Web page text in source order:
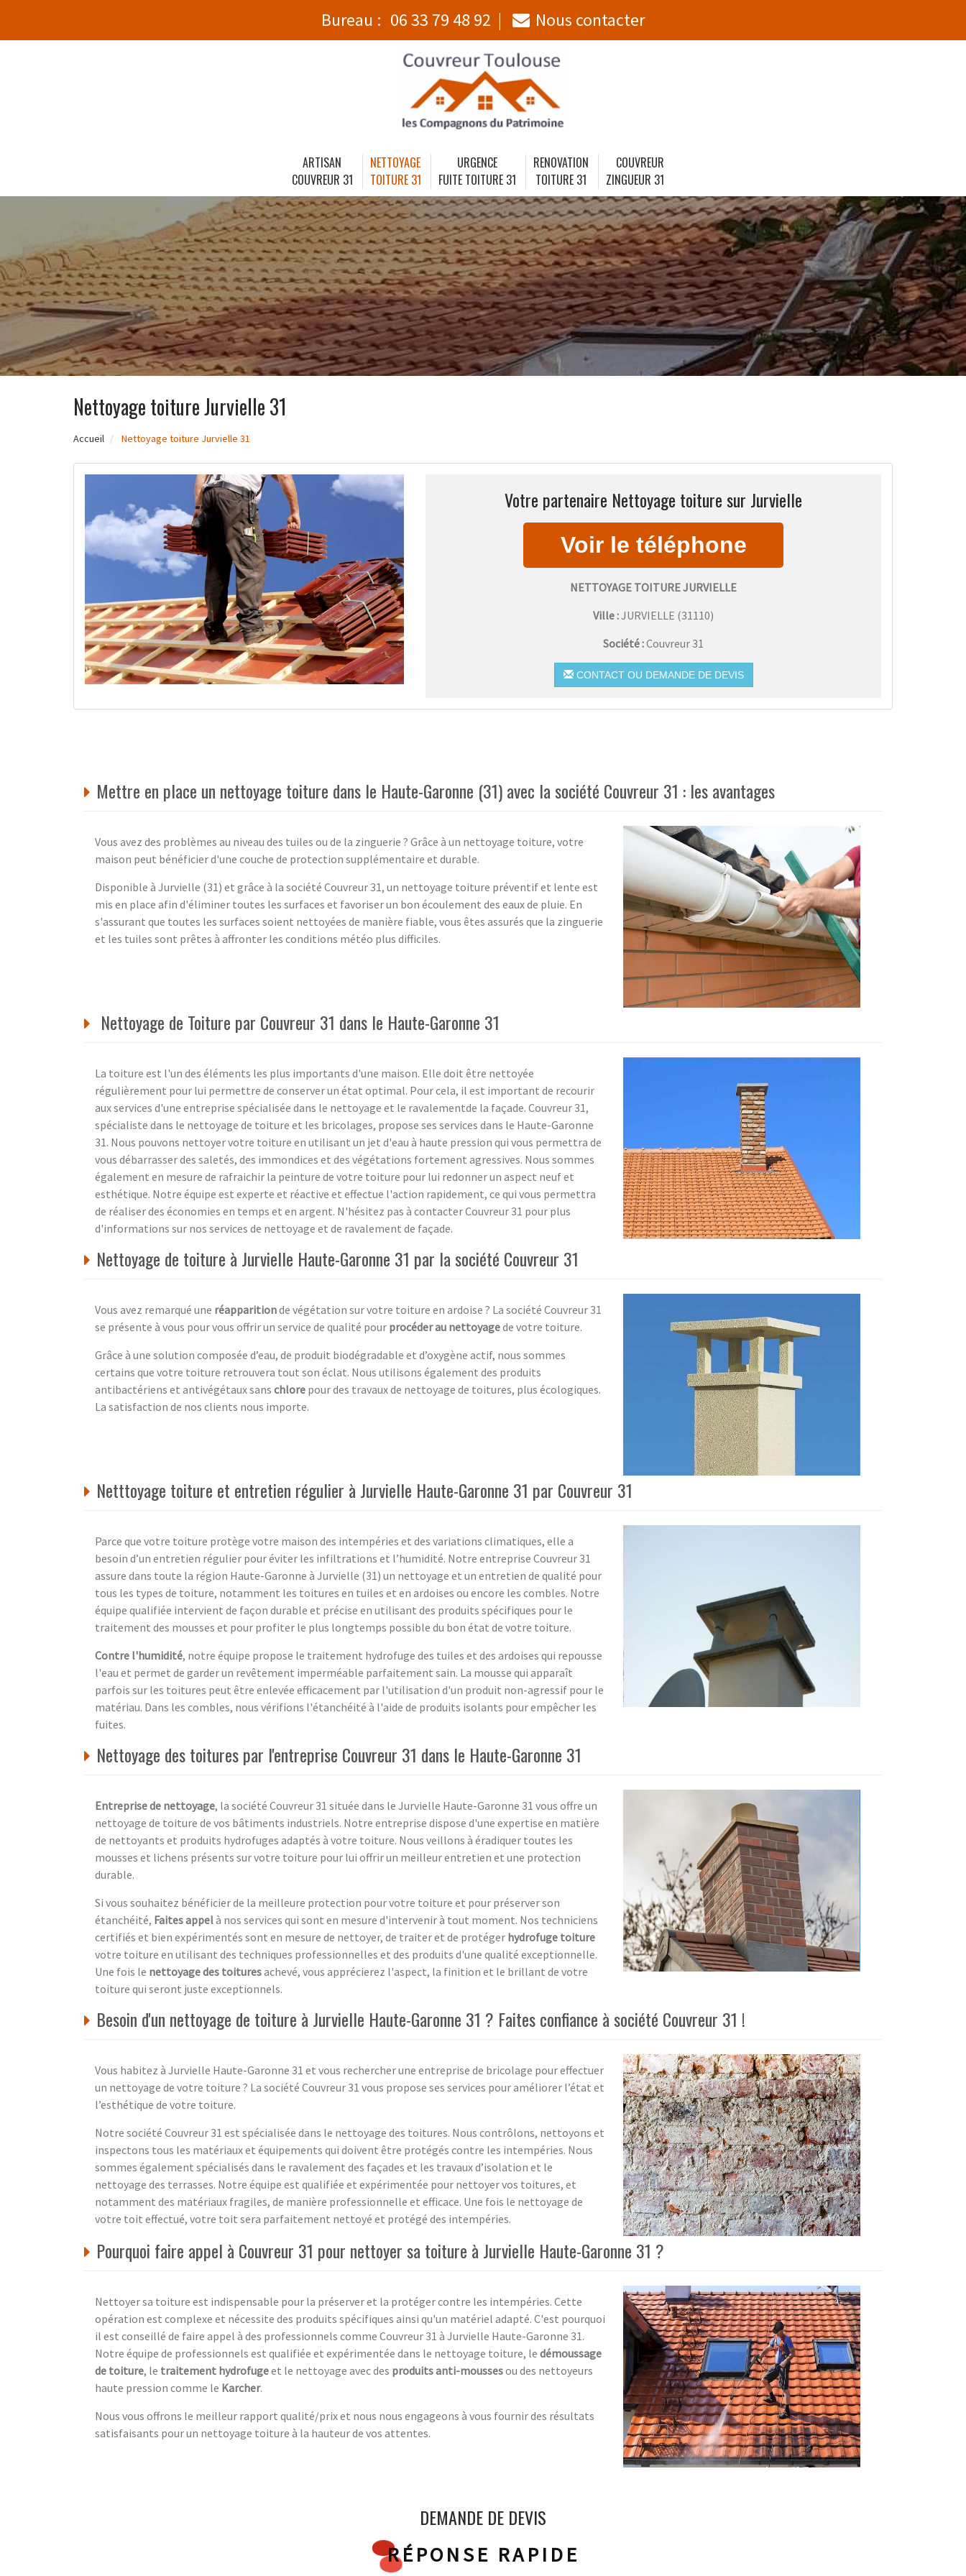
Bureau : 06 33 79 48 92 Nous contacter
ARTISAN
COUVREUR 31
NETTOYAGE
TOITURE 31
URGENCE
FUITE TOITURE 31
RENOVATION
TOITURE 31
COUVREUR
ZINGUEUR 31
Nettoyage toiture Jurvielle 31
Accueil Nettoyage toiture Jurvielle 31
Votre partenaire Nettoyage toiture sur Jurvielle
NETTOYAGE TOITURE JURVIELLE
Ville :JURVIELLE (31110)
Société :Couvreur 31
CONTACT OU DEMANDE DE DEVIS
Mettre en place un nettoyage toiture dans le Haute-Garonne (31) avec la société Couvreur 31 : les avantages
Vous avez des problèmes au niveau des tuiles ou de la zinguerie ? Grâce à un nettoyage toiture, votre
maison peut bénéficier d'une couche de protection supplémentaire et durable.
Disponible à Jurvielle (31) et grâce à la société Couvreur 31, un nettoyage toiture préventif et lente est
mis en place afin d'éliminer toutes les surfaces et favoriser un bon écoulement des eaux de pluie. En
s'assurant que toutes les surfaces soient nettoyées de manière fiable, vous êtes assurés que la zinguerie
et les tuiles sont prêtes à affronter les conditions météo plus difficiles.
Nettoyage de Toiture par Couvreur 31 dans le Haute-Garonne 31
La toiture est l'un des éléments les plus importants d'une maison. Elle doit être nettoyée
régulièrement pour lui permettre de conserver un état optimal. Pour cela, il est important de recourir
aux services d'une entreprise spécialisée dans le nettoyage et le ravalementde la façade. Couvreur 31,
spécialiste dans le nettoyage de toiture et les bricolages, propose ses services dans le Haute-Garonne
31. Nous pouvons nettoyer votre toiture en utilisant un jet d'eau à haute pression qui vous permettra de
vous débarrasser des saletés, des immondices et des végétations fortement agressives. Nous sommes
également en mesure de rafraichir la peinture de votre toiture pour lui redonner un aspect neuf et
esthétique. Notre équipe est experte et réactive et effectue l'action rapidement, ce qui vous permettra
de réaliser des économies en temps et en argent. N'hésitez pas à contacter Couvreur 31 pour plus
d'informations sur nos services de nettoyage et de ravalement de façade.
Nettoyage de toiture à Jurvielle Haute-Garonne 31 par la société Couvreur 31
Vous avez remarqué une réapparitionde végétation sur votre toiture en ardoise ? La société Couvreur 31
se présente à vous pour vous offrir un service de qualité pour procéder au nettoyagede votre toiture.
Grâce à une solution composée d’eau, de produit biodégradable et d’oxygène actif, nous sommes
certains que votre toiture retrouvera tout son éclat. Nous utilisons également des produits
antibactériens et antivégétaux sans chlore pour des travaux de nettoyage de toitures, plus écologiques.
La satisfaction de nos clients nous importe.
Netttoyage toiture et entretien régulier à Jurvielle Haute-Garonne 31 par Couvreur 31
Parce que votre toiture protège votre maison des intempéries et des variations climatiques, elle a
besoin d’un entretien régulier pour éviter les infiltrations et l’humidité. Notre entreprise Couvreur 31
assure dans toute la région Haute-Garonne à Jurvielle (31) un nettoyage et un entretien de qualité pour
tous les types de toiture, notamment les toitures en tuiles et en ardoises ou encore les combles. Notre
équipe qualifiée intervient de façon durable et précise en utilisant des produits spécifiques pour le
traitement des mousses et pour profiter le plus longtemps possible du bon état de votre toiture.
Contre l'humidité, notre équipe propose le traitement hydrofuge des tuiles et des ardoises qui repousse
l'eau et permet de garder un revêtement imperméable parfaitement sain. La mousse qui apparaît
parfois sur les toitures peut être enlevée efficacement par l'utilisation d'un produit non-agressif pour le
matériau. Dans les combles, nous vérifions l'étanchéité à l'aide de produits isolants pour empêcher les
fuites.
Nettoyage des toitures par l'entreprise Couvreur 31 dans le Haute-Garonne 31
Entreprise de nettoyage, la société Couvreur 31 située dans le Jurvielle Haute-Garonne 31 vous offre un
nettoyage de toiture de vos bâtiments industriels. Notre entreprise dispose d'une expertise en matière
de nettoyants et produits hydrofuges adaptés à votre toiture. Nous veillons à éradiquer toutes les
mousses et lichens présents sur votre toiture pour lui offrir un meilleur entretien et une protection
durable.
Si vous souhaitez bénéficier de la meilleure protection pour votre toiture et pour préserver son
étanchéité, Faites appelà nos services qui sont en mesure d'intervenir à tout moment. Nos techniciens
certifiés et bien expérimentés sont en mesure de nettoyer, de traiter et de protéger hydrofuge toiture
votre toiture en utilisant des techniques professionnelles et des produits d'une qualité exceptionnelle.
Une fois le nettoyage des toituresachevé, vous apprécierez l'aspect, la finition et le brillant de votre
toiture qui seront juste exceptionnels.
Besoin d'un nettoyage de toiture à Jurvielle Haute-Garonne 31 ? Faites confiance à société Couvreur 31 !
Vous habitez à Jurvielle Haute-Garonne 31 et vous rechercher une entreprise de bricolage pour effectuer
un nettoyage de votre toiture ? La société Couvreur 31 vous propose ses services pour améliorer l’état et
l’esthétique de votre toiture.
Notre société Couvreur 31 est spécialisée dans le nettoyage des toitures. Nous contrôlons, nettoyons et
inspectons tous les matériaux et équipements qui doivent être protégés contre les intempéries. Nous
sommes également spécialisés dans le ravalement des façades et les travaux d’isolation et le
nettoyage des terrasses. Notre équipe est qualifiée et expérimentée pour nettoyer vos toitures, et
notamment des matériaux fragiles, de manière professionnelle et efficace. Une fois le nettoyage de
votre toit effectué, votre toit sera parfaitement nettoyé et protégé des intempéries.
Pourquoi faire appel à Couvreur 31 pour nettoyer sa toiture à Jurvielle Haute-Garonne 31 ?
Nettoyer sa toiture est indispensable pour la préserver et la protéger contre les intempéries. Cette
opération est complexe et nécessite des produits spécifiques ainsi qu'un matériel adapté. C'est pourquoi
il est conseillé de faire appel à des professionnels comme Couvreur 31 à Jurvielle Haute-Garonne 31.
Notre équipe de professionnels est qualifiée et expérimentée dans le nettoyage toiture, le démoussage
de toiture, le traitement hydrofugeet le nettoyage avec des produits anti-moussesou des nettoyeurs
haute pression comme le Karcher.
Nous vous offrons le meilleur rapport qualité/prix et nous nous engageons à vous fournir des résultats
satisfaisants pour un nettoyage toiture à la hauteur de vos attentes.
DEMANDE DE DEVIS
RÉPONSE RAPIDE